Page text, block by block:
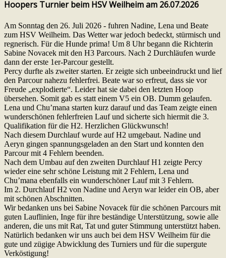
Hoopers Turnier beim HSV Weilheim am 26.07.2026
Am Sonntag den 26. Juli 2026 - fuhren Nadine, Lena und Beate
zum HSV Weilheim. Das Wetter war jedoch bedeckt, stürmisch und
regnerisch. Für die Hunde prima! Um 8 Uhr begann die Richterin
Sabine Novacek mit den H3 Parcours. Nach 2 Durchläufen wurde
dann der erste 1er-Parcour gestellt.
Percy durfte als zweiter starten. Er zeigte sich unbeeindruckt und lief
den Parcour nahezu fehlerfrei. Beate war so erfreut, dass sie vor
Freude „explodierte“. Leider hat sie dabei den letzten Hoop
übersehen. Somit gab es statt einem V5 ein OB. Dumm gelaufen.
Lena und Chu’mana starten kurz darauf und das Team zeigte einen
wunderschönen fehlerfreien Lauf und sicherte sich hiermit die 3.
Qualifikation für die H2. Herzlichen Glückwunsch!
Nach diesem Durchlauf wurde auf H2 umgebaut. Nadine und
Aeryn gingen spannungsgeladen an den Start und konnten den
Parcour mit 4 Fehlern beenden.
Nach dem Umbau auf den zweiten Durchlauf H1 zeigte Percy
wieder eine sehr schöne Leistung mit 2 Fehlern, Lena und
Chu’mana ebenfalls ein wunderschöner Lauf mit 3 Fehlern.
Im 2. Durchlauf H2 von Nadine und Aeryn war leider ein OB, aber
mit schönen Abschnitten.
Wir bedanken uns bei Sabine Novacek für die schönen Parcours mit
guten Lauflinien, Inge für ihre beständige Unterstützung, sowie alle
anderen, die uns mit Rat, Tat und guter Stimmung unterstützt haben.
Natürlich bedanken wir uns auch bei dem HSV Weilheim für die
gute und zügige Abwicklung des Turniers und für die supergute
Verköstigung!